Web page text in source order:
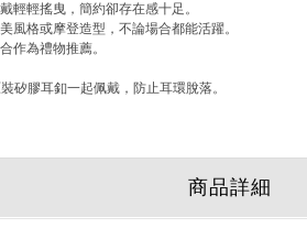
輕輕搖曳，簡約卻存在感十足。
風格或摩登造型，不論場合都能活躍。
作為禮物推薦。
矽膠耳釦一起佩戴，防止耳環脫落。
商品詳細